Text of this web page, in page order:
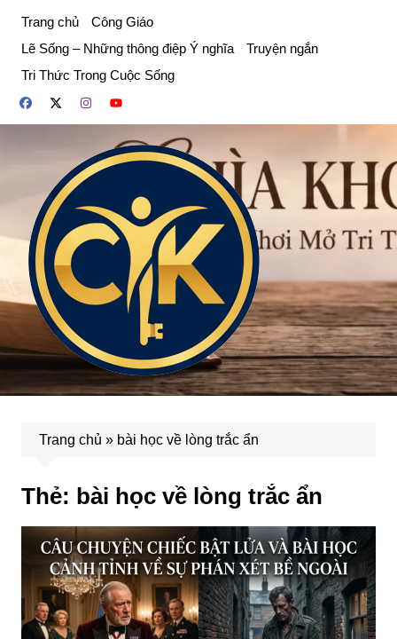
phần
dung
Trang chủ
Công Giáo
Lẽ Sống – Những thông điệp Ý nghĩa
Truyện ngắn
Tri Thức Trong Cuộc Sống
Trang chủ » bài học về lòng trắc ẩn
Thẻ: bài học về lòng trắc ẩn